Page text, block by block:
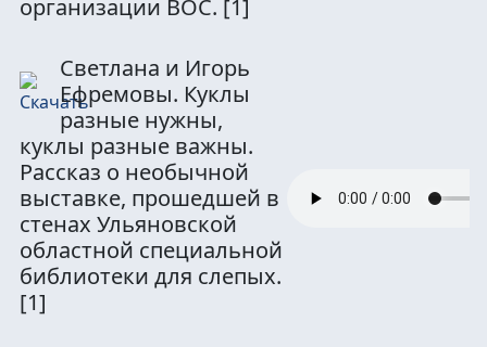
организации ВОС. [1]
Светлана и Игорь
Ефремовы. Куклы
разные нужны,
куклы разные важны.
Рассказ о необычной
выставке, прошедшей в
стенах Ульяновской
областной специальной
библиотеки для слепых.
[1]